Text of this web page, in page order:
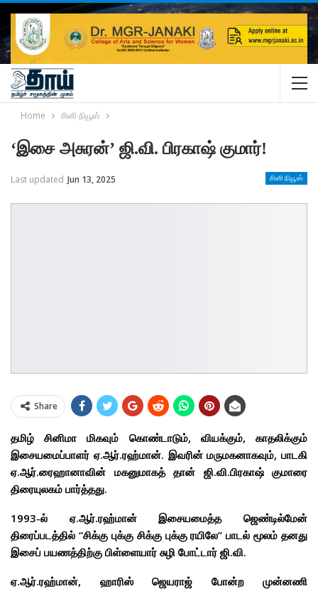
Home சினி நியூஸ்
‘இசை அசுரன்’ ஜி.வி. பிரகாஷ் குமார்!
சினி நியூஸ்
Last updated Jun 13, 2025
Share
தமிழ் சினிமா மிகவும் கொண்டாடும், வியக்கும், காதலிக்கும்
இசையமைப்பாளர் ஏ.ஆர்.ரஹ்மான். இவரின் மருமகனாகவும், பாடகி
ஏ.ஆர்.ரைஹானாவின் மகனுமாகத் தான் ஜி.வி.பிரகாஷ் குமாரை
திரையுலகம் பார்த்தது.
1993-ல் ஏ.ஆர்.ரஹ்மான் இசையமைத்த ஜெண்டில்மேன்
திரைப்படத்தில் “சிக்கு புக்கு சிக்கு புக்கு ரயிலே” பாடல் மூலம் தனது
இசைப் பயணத்திற்கு பிள்ளையார் சுழி போட்டார் ஜி.வி.
ஏ.ஆர்.ரஹ்மான், ஹாரிஸ் ஜெயராஜ் போன்ற முன்னணி